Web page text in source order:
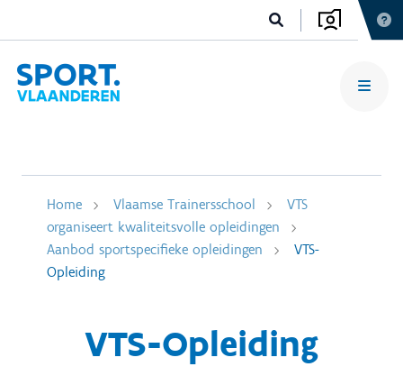
Home Vlaamse Trainersschool
VTS
organiseert kwaliteitsvolle opleidingen
Aanbod sportspecifieke opleidingen
VTS-
Opleiding
VTS-Opleiding